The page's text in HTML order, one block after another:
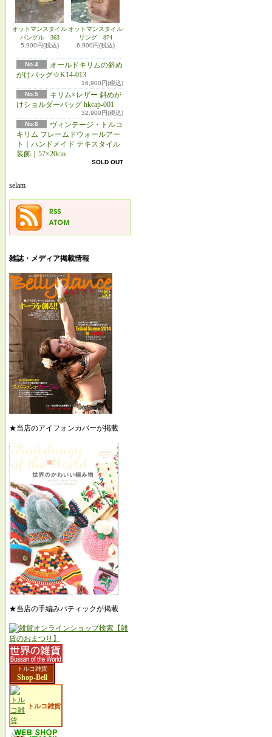
オットマンスタイル
バングル 363
5,900円(税込)
オットマンスタイル
リング 874
6,900円(税込)
No.4
オールドキリムの斜め
がけバッグ☆K14-013
16,900円(税込)
No.5
キリム×レザー 斜めが
けショルダーバッグ hkcap-001
32,900円(税込)
No.6
ヴィンテージ・トルコ
キリム フレームドウォールアー
ト｜ハンドメイド テキスタイル
装飾｜57×20cm
SOLD OUT
selam
雑誌・メディア掲載情報
★当店のアイフォンカバーが掲載
★当店の手編みパティックが掲載
トルコ雑貨
Shop-Bell
トルコ雑貨